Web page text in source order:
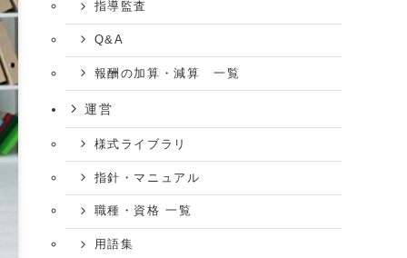
指導監査
Q&A
報酬の加算・減算 一覧
運営
様式ライブラリ
指針・マニュアル
職種・資格 一覧
用語集